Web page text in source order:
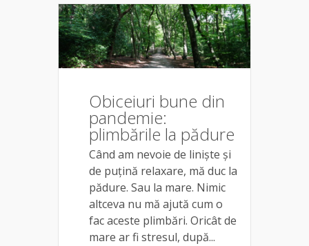
Obiceiuri bune din
pandemie:
plimbările la pădure
Când am nevoie de liniște și
de puțină relaxare, mă duc la
pădure. Sau la mare. Nimic
altceva nu mă ajută cum o
fac aceste plimbări. Oricât de
mare ar fi stresul, după...